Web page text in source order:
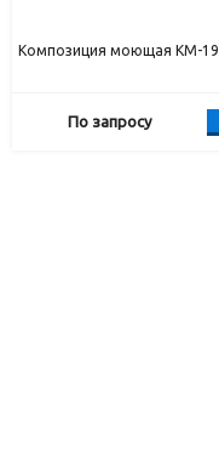
Композиция моющая КМ-19
По запросу